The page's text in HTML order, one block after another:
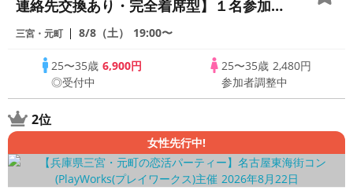
連絡先交換あり・完全着席型】１名参加多
数・初参加も大歓迎☆プレイワークス主催
三宮・元町 8/8（土） 19:00〜
25〜35歳6,900円
◎受付中
25〜35歳 2,480円
参加者調整中
2位
女性先行中!